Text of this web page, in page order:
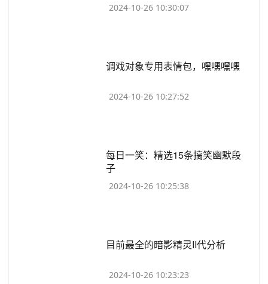
2024-10-26 10:30:07
​调戏对象专用表情包，嘿嘿嘿嘿
2024-10-26 10:27:52
​每日一笑：精选15条搞笑幽默段
子
2024-10-26 10:25:38
​目前最全的暗影精灵II代分析
2024-10-26 10:23:23